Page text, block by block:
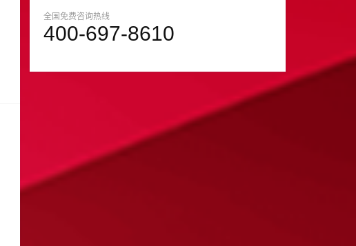
全国免费咨询热线
400-697-8610